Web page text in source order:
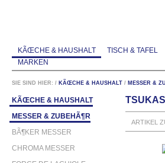
KÃŒCHE & HAUSHALT TISCH & TAFEL
MARKEN
SIE SIND HIER: / KÃŒCHE & HAUSHALT / MESSER &
KÃŒCHE & HAUSHALT
MESSER & ZUBEHÃ¶R
BÃ¶KER MESSER
CHROMA MESSER
ARTIKEL